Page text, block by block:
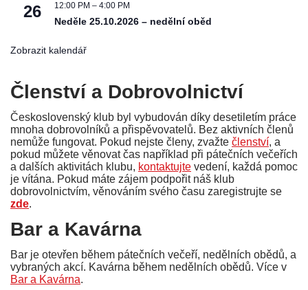
26 12:00 PM – 4:00 PM
Neděle 25.10.2026 – nedělní oběd
Zobrazit kalendář
Členství a Dobrovolnictví
Československý klub byl vybudován díky desetiletím práce
mnoha dobrovolníků a přispěvovatelů. Bez aktivních členů
nemůže fungovat. Pokud nejste členy, zvažte členství, a
pokud můžete věnovat čas například při pátečních večeřích
a dalších aktivitách klubu, kontaktujte vedení, každá pomoc
je vítána. Pokud máte zájem podpořit náš klub
dobrovolnictvím, věnováním svého času zaregistrujte se
zde.
Bar a Kavárna
Bar je otevřen během pátečních večeří, nedělních obědů, a
vybraných akcí. Kavárna během nedělních obědů. Více v
Bar a Kavárna.